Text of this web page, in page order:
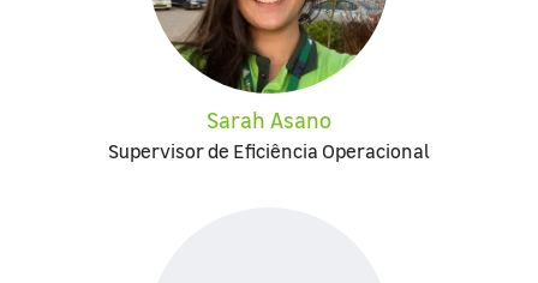
Sarah Asano
Supervisor de Eficiência Operacional